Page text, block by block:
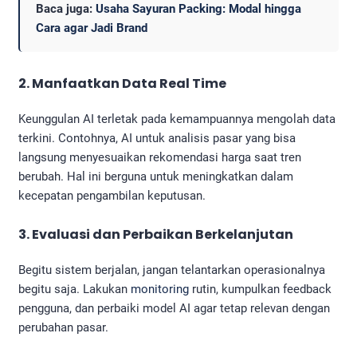
Baca juga: Usaha Sayuran Packing: Modal hingga
Cara agar Jadi Brand
2. Manfaatkan Data Real Time
Keunggulan AI terletak pada kemampuannya mengolah data
terkini. Contohnya, AI untuk analisis pasar yang bisa
langsung menyesuaikan rekomendasi harga saat tren
berubah. Hal ini berguna untuk meningkatkan dalam
kecepatan pengambilan keputusan.
3. Evaluasi dan Perbaikan Berkelanjutan
Begitu sistem berjalan, jangan telantarkan operasionalnya
begitu saja. Lakukan monitoring rutin, kumpulkan feedback
pengguna, dan perbaiki model AI agar tetap relevan dengan
perubahan pasar.